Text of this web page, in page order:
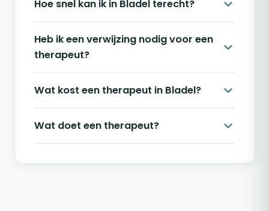
Hoe snel kan ik in Bladel terecht?
Heb ik een verwijzing nodig voor een
therapeut?
Wat kost een therapeut in Bladel?
Wat doet een therapeut?